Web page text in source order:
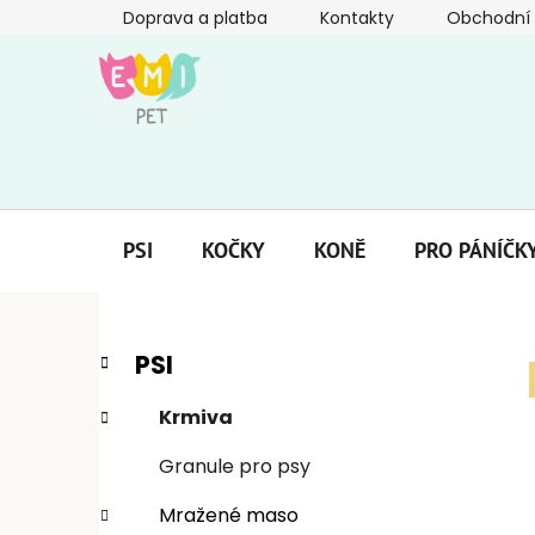
Doprava a platba Kontakty
PSI KOČKY KONĚ PRO
P
s
a
Přeskočit
kategorie
K
a
e
r
PSI
Krmiva
Granule pro psy
Mražené maso